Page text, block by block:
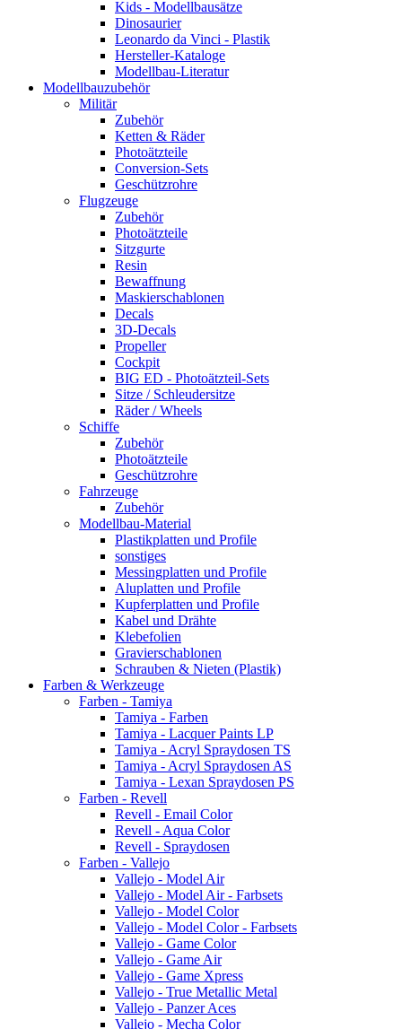
Kids - Modellbausätze
Dinosaurier
Leonardo da Vinci - Plastik
Hersteller-Kataloge
Modellbau-Literatur
Modellbauzubehör
Militär
Zubehör
Ketten & Räder
Photoätzteile
Conversion-Sets
Geschützrohre
Flugzeuge
Zubehör
Photoätzteile
Sitzgurte
Resin
Bewaffnung
Maskierschablonen
Decals
3D-Decals
Propeller
Cockpit
BIG ED - Photoätzteil-Sets
Sitze / Schleudersitze
Räder / Wheels
Schiffe
Zubehör
Photoätzteile
Geschützrohre
Fahrzeuge
Zubehör
Modellbau-Material
Plastikplatten und Profile
sonstiges
Messingplatten und Profile
Aluplatten und Profile
Kupferplatten und Profile
Kabel und Drähte
Klebefolien
Gravierschablonen
Schrauben & Nieten (Plastik)
Farben & Werkzeuge
Farben - Tamiya
Tamiya - Farben
Tamiya - Lacquer Paints LP
Tamiya - Acryl Spraydosen TS
Tamiya - Acryl Spraydosen AS
Tamiya - Lexan Spraydosen PS
Farben - Revell
Revell - Email Color
Revell - Aqua Color
Revell - Spraydosen
Farben - Vallejo
Vallejo - Model Air
Vallejo - Model Air - Farbsets
Vallejo - Model Color
Vallejo - Model Color - Farbsets
Vallejo - Game Color
Vallejo - Game Air
Vallejo - Game Xpress
Vallejo - True Metallic Metal
Vallejo - Panzer Aces
Vallejo - Mecha Color